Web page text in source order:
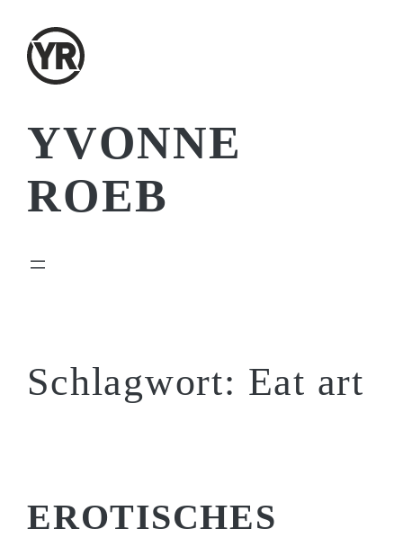
Inhalt
springen
YVONNE
ROEB
Schlagwort: Eat art
EROTISCHES